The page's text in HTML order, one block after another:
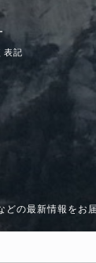
表記
の最新情報をお